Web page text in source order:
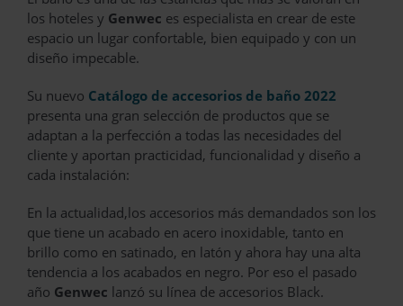
los hoteles y Genwec es especialista en crear de este
espacio un lugar confortable, bien equipado y con un
diseño impecable.
Su nuevo Catálogo de accesorios de baño 2022
presenta una gran selección de productos que se
adaptan a la perfección a todas las necesidades del
cliente y aportan practicidad, funcionalidad y diseño a
cada instalación:
En la actualidad,los accesorios más demandados son los
que tiene un acabado en acero inoxidable, tanto en
brillo como en satinado, en latón y ahora hay una alta
tendencia a los acabados en negro. Por eso el pasado
año Genwec lanzó su línea de accesorios Black.